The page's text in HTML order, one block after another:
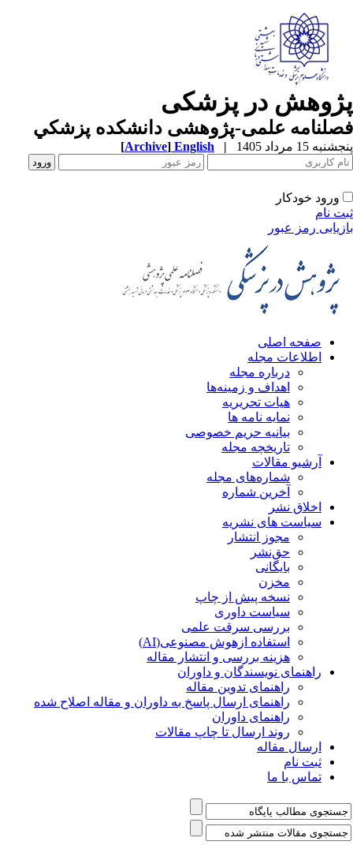
در پزشکی
علمی-پژوهشی دانشکده پزشکي
15 مرداد 1405 |
English
[Archive]
ورود خودکار
نام
رمز عبور
صفحه اصلی
اطلاعات مجله
درباره مجله
اهداف و زمینه‌ها
هیات تحریریه
نمایه نامه ها
بیانیه حریم خصوصی
تاریخچه مجله
آرشیو مقالات
شماره‌های مجله
آخرین شماره
اخلاق نشر
سیاست های نشریه
مجوز انتشار
حق‌نشر
بایگانی
مخزن
نسخه پیش از چاپ
سیاست داوری
بررسی سرقت علمی
استفاده ازهوش مصنوعی(AI)
هزینه بررسی و انتشار مقاله
راهنمای نویسندگان و داوران
راهنمای تدوین مقاله
راهنمای ارسال پاسخ به داوران و مقاله اصلاح شده
راهنمای داوران
روند ارسال تا چاپ مقالات
ارسال مقاله
ثبت نام
تماس با ما